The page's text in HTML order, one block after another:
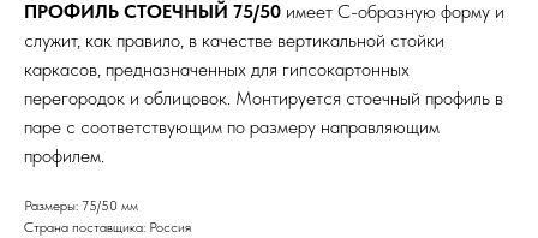
ПРОФИЛЬ СТОЕЧНЫЙ 75/50 имеет С-образную форму и
служит, как правило, в качестве вертикальной стойки
каркасов, предназначенных для гипсокартонных
перегородок и облицовок. Монтируется стоечный профиль в
паре с соответствующим по размеру направляющим
профилем.
Размеры: 75/50 мм
Страна поставщика: Россия